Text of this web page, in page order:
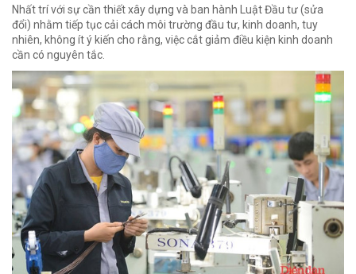
Nhất trí với sự cần thiết xây dựng và ban hành Luật Đầu tư (sửa
đổi) nhằm tiếp tục cải cách môi trường đầu tư, kinh doanh, tuy
nhiên, không ít ý kiến cho rằng, việc cắt giảm điều kiện kinh doanh
cần có nguyên tắc.